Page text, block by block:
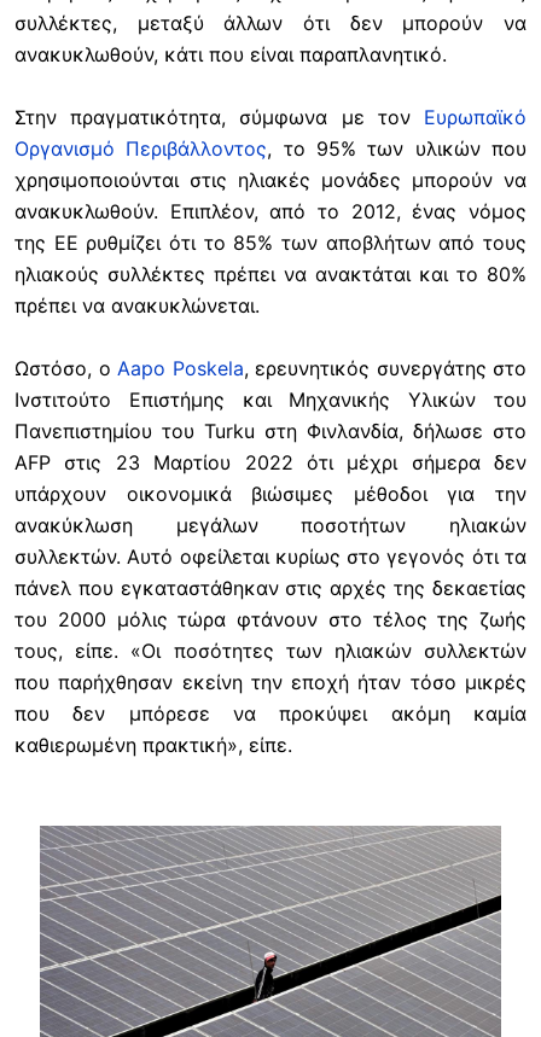
συλλέκτες, μεταξύ άλλων ότι δεν μπορούν να
ανακυκλωθούν, κάτι που είναι παραπλανητικό.
Στην πραγματικότητα, σύμφωνα με τον Ευρωπαϊκό
Οργανισμό Περιβάλλοντος, το 95% των υλικών που
χρησιμοποιούνται στις ηλιακές μονάδες μπορούν να
ανακυκλωθούν. Επιπλέον, από το 2012, ένας νόμος
της ΕΕ ρυθμίζει ότι το 85% των αποβλήτων από τους
ηλιακούς συλλέκτες πρέπει να ανακτάται και το 80%
πρέπει να ανακυκλώνεται.
Ωστόσο, ο Aapo Poskela, ερευνητικός συνεργάτης στο
Ινστιτούτο Επιστήμης και Μηχανικής Υλικών του
Πανεπιστημίου του Turku στη Φινλανδία, δήλωσε στο
AFP στις 23 Μαρτίου 2022 ότι μέχρι σήμερα δεν
υπάρχουν οικονομικά βιώσιμες μέθοδοι για την
ανακύκλωση μεγάλων ποσοτήτων ηλιακών
συλλεκτών. Αυτό οφείλεται κυρίως στο γεγονός ότι τα
πάνελ που εγκαταστάθηκαν στις αρχές της δεκαετίας
του 2000 μόλις τώρα φτάνουν στο τέλος της ζωής
τους, είπε. «Οι ποσότητες των ηλιακών συλλεκτών
που παρήχθησαν εκείνη την εποχή ήταν τόσο μικρές
που δεν μπόρεσε να προκύψει ακόμη καμία
καθιερωμένη πρακτική», είπε.
Image